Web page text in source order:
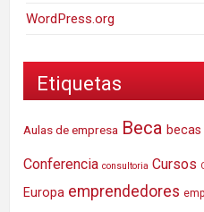
WordPress.org
Etiquetas
Aulas de empresa Beca becas
Conferencia consultoria Cursos
Europa emprendedores